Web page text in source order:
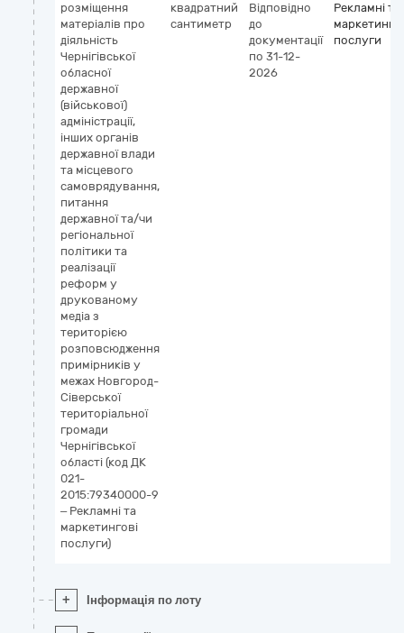
розміщення
матеріалів про
діяльність
Чернігівської
обласної
державної
(військової)
адміністрації,
інших органів
державної влади
та місцевого
самоврядування,
питання
державної та/чи
регіональної
політики та
реалізації
реформ у
друкованому
медіа з
територією
розповсюдження
примірників у
межах Новгород-
Сіверської
територіальної
громади
Чернігівської
області (код ДК
021-
2015:79340000-9
– Рекламні та
маркетингові
послуги)
квадратний
сантиметр
Відповідно
до
документації
по 31-12-
2026
Рекламні та
послуги
+ Інформація по лоту